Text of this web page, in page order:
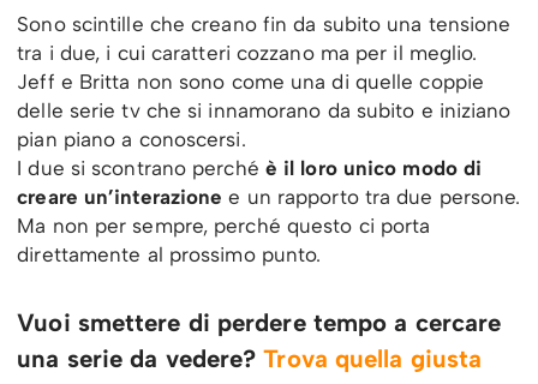
Sono scintille che creano fin da subito una tensione
tra i due, i cui caratteri cozzano ma per il meglio.
Jeff e Britta non sono come una di quelle coppie
delle serie tv che si innamorano da subito e iniziano
pian piano a conoscersi.
I due si scontrano perché è il loro unico modo di
creare un’interazione e un rapporto tra due persone.
Ma non per sempre, perché questo ci porta
direttamente al prossimo punto.
Vuoi smettere di perdere tempo a cercare
una serie da vedere?Trova quella giusta